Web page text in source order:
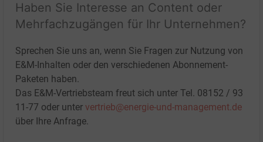
Haben Sie Interesse an Content oder
Mehrfachzugängen für Ihr Unternehmen?
Sprechen Sie uns an, wenn Sie Fragen zur Nutzung von
E&M-Inhalten oder den verschiedenen Abonnement-
Paketen haben.
Das E&M-Vertriebsteam freut sich unter Tel. 08152 / 93
11-77 oder unter vertrieb@energie-und-management.de
über Ihre Anfrage.